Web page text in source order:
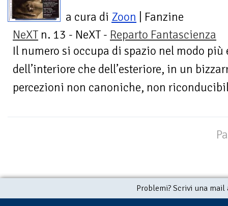
a cura di Zoon | Fanzine
NeXT n. 13 - NeXT - Reparto Fantascienza
Il numero si occupa di spazio nel modo più
dell’interiore che dell’esteriore, in un
percezioni non canoniche, non
Problemi? Scrivi una